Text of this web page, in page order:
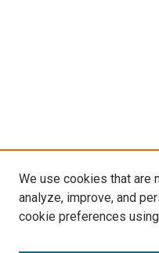
We use cookies that are
analyze, improve, and
cookie preferences